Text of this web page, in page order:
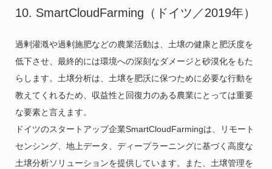
10. SmartCloudFarming（ドイツ／2019年）
過剰灌漑や過剰施肥などの農業活動は、土壌の健康と肥沃度を
低下させ、最終的には環境への深刻なダメージと砂漠化をもた
らします。土壌分析は、土壌を肥沃に保つために必要な行動を
教えてくれるため、収益性と回復力のある農業にとっては重要
な要素と言えます。
ドイツのスタートアップ企業SmartCloudFarmingは、リモート
センシング、地上データ、ディープラーニングに基づく高度な
土壌分析ソリューションを提供しています。また、土壌管理を